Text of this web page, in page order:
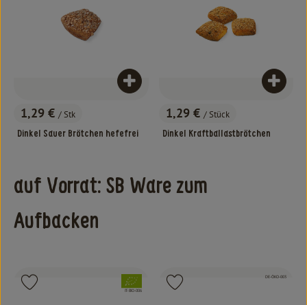
, Preis:
1,29 € / Stk
Dinkel Sauer Brötchen hefefrei
Produkt zum Warenkorb hinzufügen
, Preis:
1,29 € / Stück
Dinkel Kraftballastbrötchen
auf Vorrat: SB Ware zum
Aufbacken
, Verband:
, Kontrollstelle:
IT-BIO-006
Produkt zu Favouriten hinzufügen
, Verband:
, Kontrollstelle:
DE-ÖKO-003